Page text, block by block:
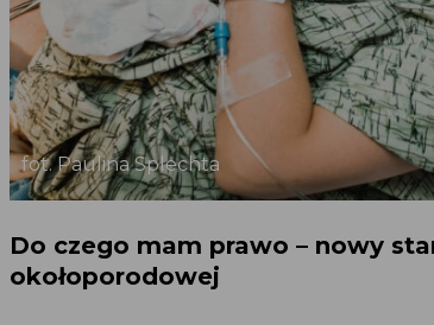
fot. Paulina Splechta
Do czego mam prawo – nowy
okołoporodowej